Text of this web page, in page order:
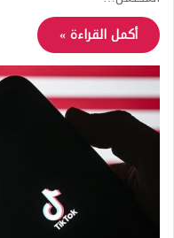
أكمل القراءة »